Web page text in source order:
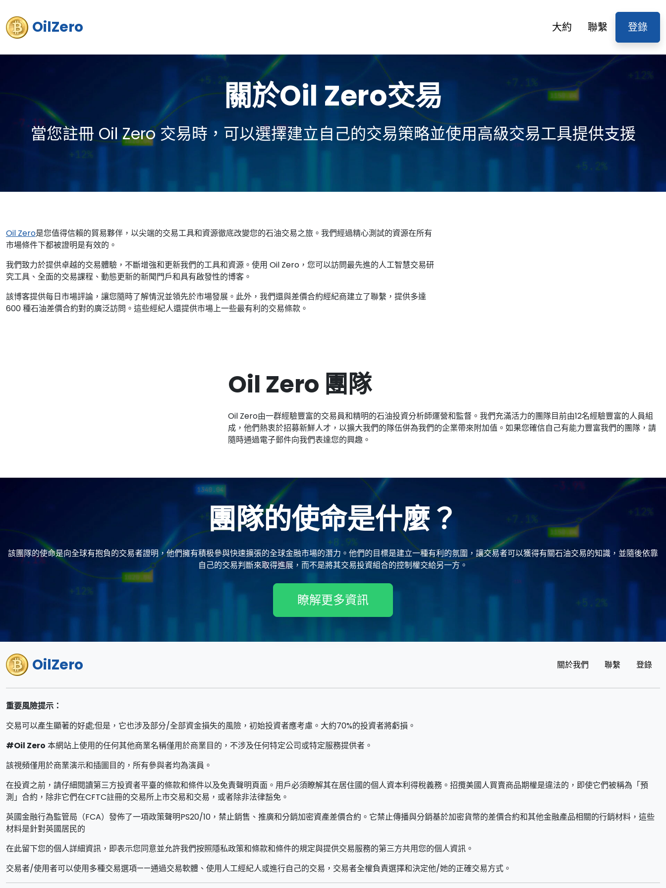
OilZero 大約 聯繫 登錄
關於Oil Zero交易
當您註冊 Oil Zero 交易時，可以選擇建立自己的交易策略並使用高級交易工具提供支援
Oil Zero是您值得信賴的貿易夥伴，以尖端的交易工具和資源徹底改變您的石油交易之旅。我們經過精心測試的資源在所有
市場條件下都被證明是有效的。
我們致力於提供卓越的交易體驗，不斷增強和更新我們的工具和資源。使用 Oil Zero，您可以訪問最先進的人工智慧交易研
究工具、全面的交易課程、動態更新的新聞門戶和具有啟發性的博客。
該博客提供每日市場評論，讓您隨時了解情況並領先於市場發展。此外，我們還與差價合約經紀商建立了聯繫，提供多達
600 種石油差價合約對的廣泛訪問。這些經紀人還提供市場上一些最有利的交易條款。
Oil Zero 團隊
Oil Zero由一群經驗豐富的交易員和精明的石油投資分析師運營和監督。我們充滿活力的團隊目前由12名經驗豐富的人員組
成，他們熱衷於招募新鮮人才，以擴大我們的隊伍併為我們的企業帶來附加值。如果您確信自己有能力豐富我們的團隊，請
隨時通過電子郵件向我們表達您的興趣。
團隊的使命是什麼？
該團隊的使命是向全球有抱負的交易者證明，他們擁有積极參與快速擴張的全球金融市場的潛力。他們的目標是建立一種有利的氛圍，讓交易者可以獲得有關石油交易的知識，並隨後依靠
自己的交易判斷來取得進展，而不是將其交易投資組合的控制權交給另一方。
瞭解更多資訊
OilZero 關於我們 聯繫 登錄
重要風險提示：
交易可以產生顯著的好處;但是，它也涉及部分/全部資金損失的風險，初始投資者應考慮。大約70%的投資者將虧損。
#Oil Zero 本網站上使用的任何其他商業名稱僅用於商業目的，不涉及任何特定公司或特定服務提供者。
該視頻僅用於商業演示和插圖目的，所有參與者均為演員。
在投資之前，請仔細閱讀第三方投資者平臺的條款和條件以及免責聲明頁面。用戶必須瞭解其在居住國的個人資本利得稅義務。招攬美國人買賣商品期權是違法的，即使它們被稱為「預
測」合約，除非它們在CFTC註冊的交易所上市交易和交易，或者除非法律豁免。
英國金融行為監管局（FCA）發佈了一項政策聲明PS20/10，禁止銷售、推廣和分銷加密資產差價合約。它禁止傳播與分銷基於加密貨幣的差價合約和其他金融產品相關的行銷材料，這些
材料是針對英國居民的
在此留下您的個人詳細資訊，即表示您同意並允許我們按照隱私政策和條款和條件的規定與提供交易服務的第三方共用您的個人資訊。
交易者/使用者可以使用多種交易選項——通過交易軟體、使用人工經紀人或進行自己的交易，交易者全權負責選擇和決定他/她的正確交易方式。